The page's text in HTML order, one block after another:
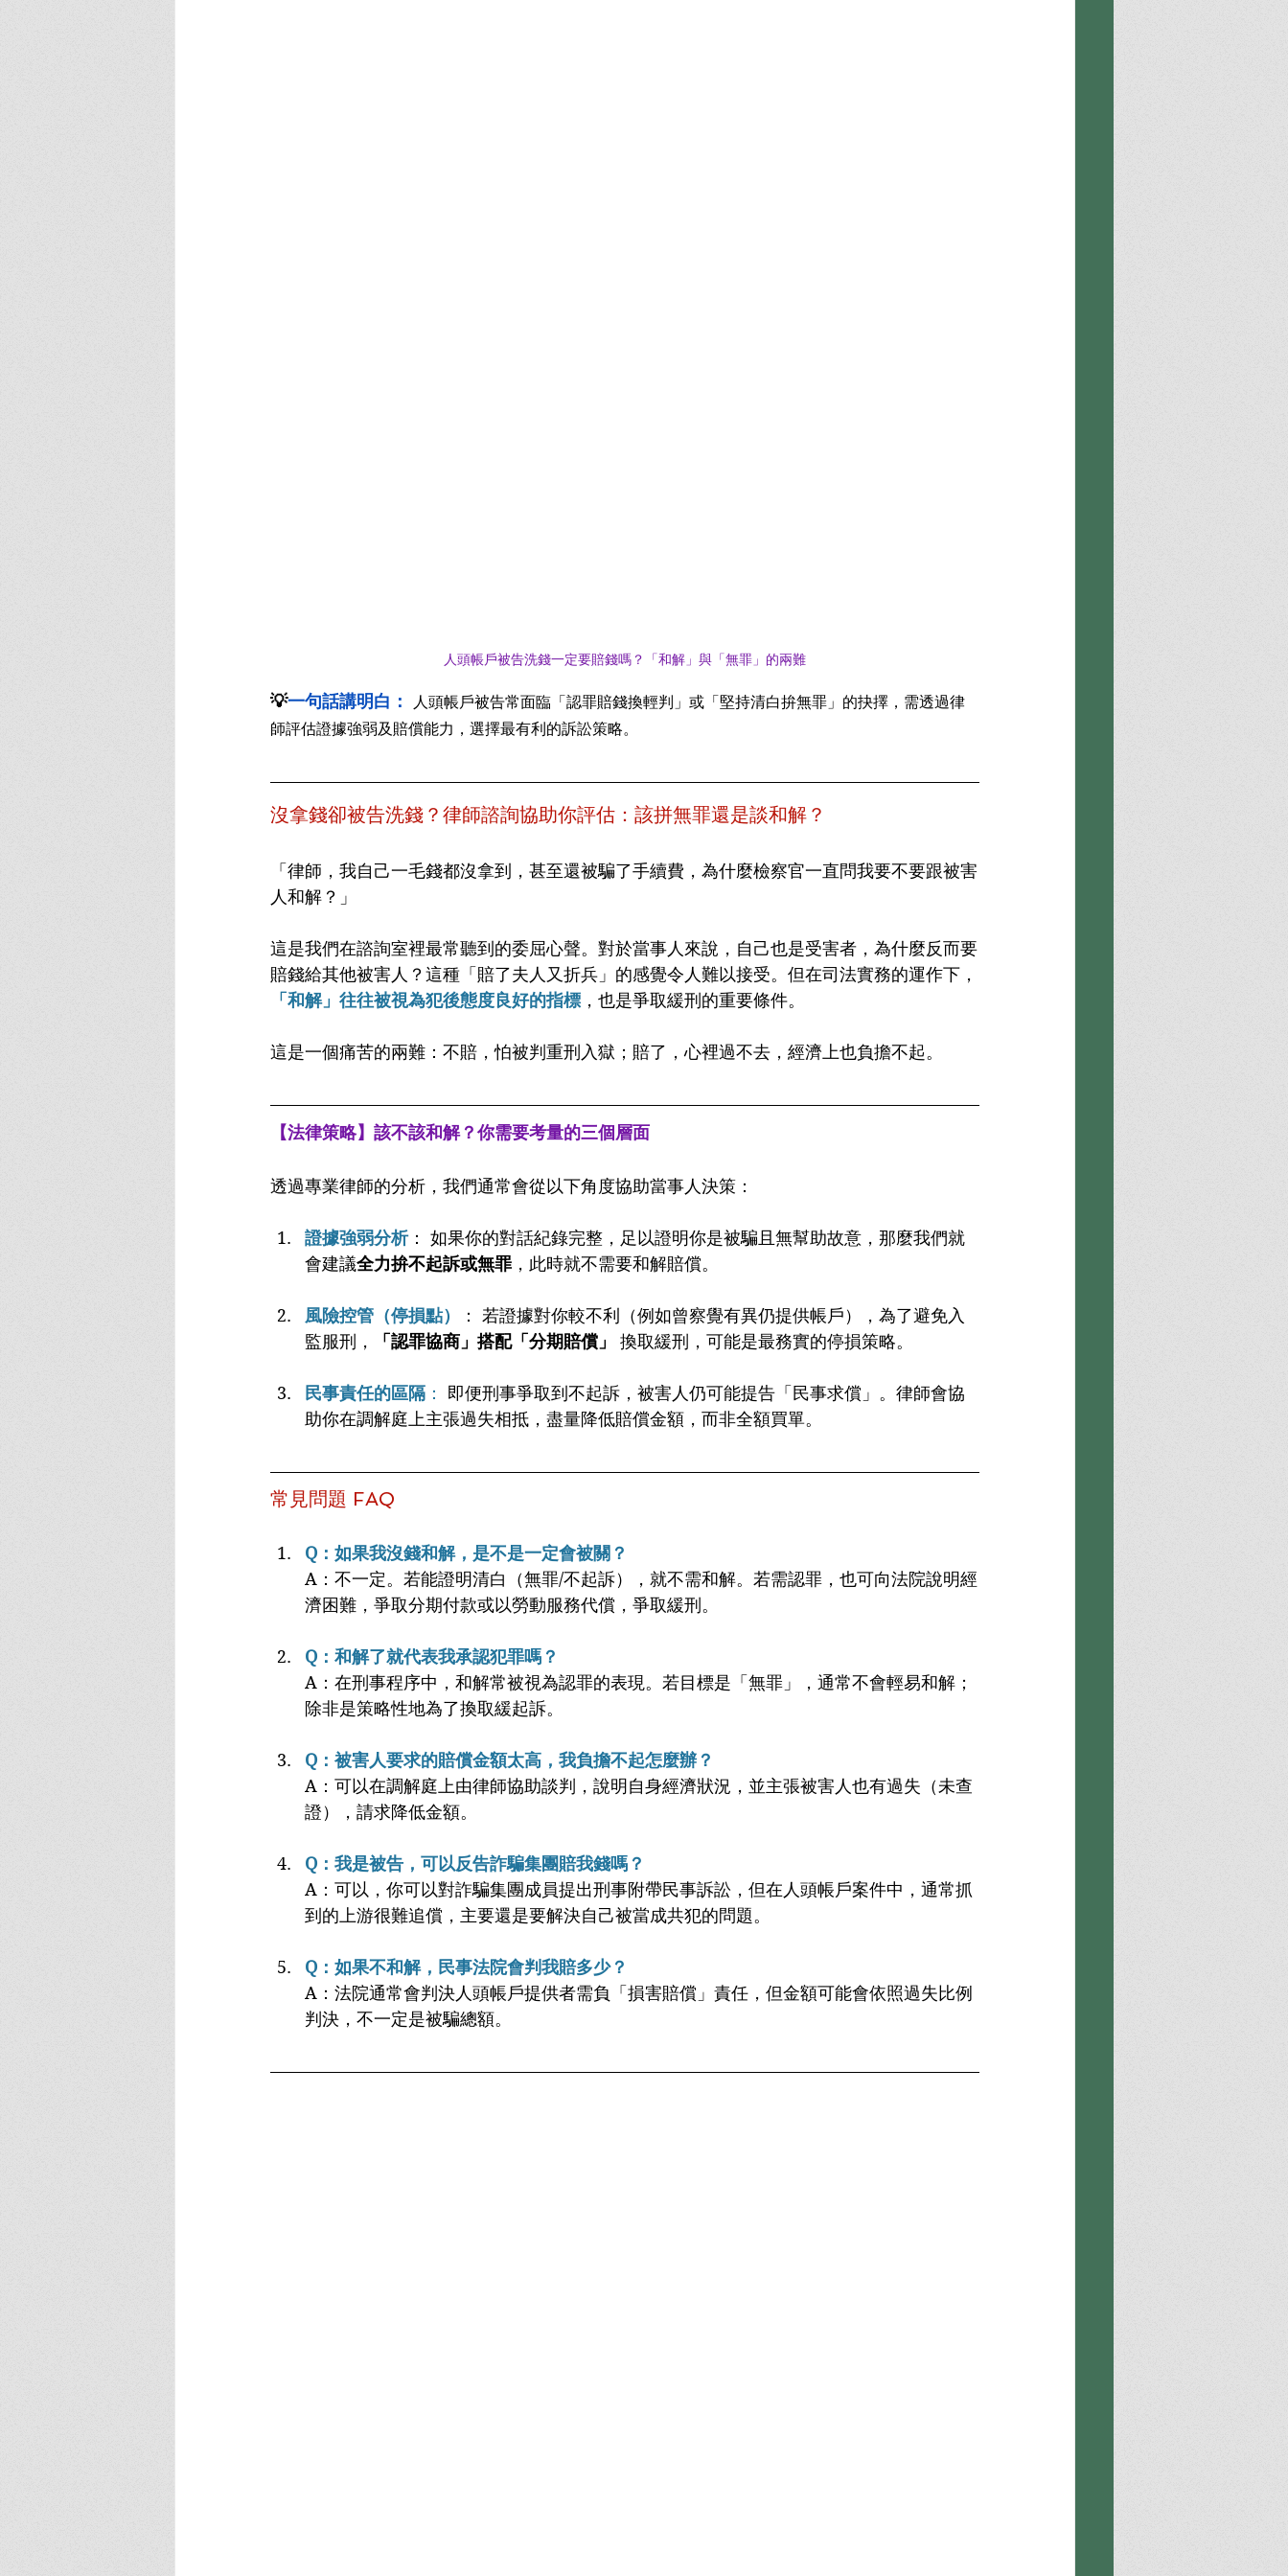
人頭帳戶被告洗錢一定要賠錢嗎？「和解」與「無罪」的兩難
💡一句話講明白：
人頭帳戶被告常面臨「認罪賠錢換輕判」或「堅持清白拚無罪」的抉擇，需透過律
師評估證據強弱及賠償能力，選擇最有利的訴訟策略。
沒拿錢卻被告洗錢？律師諮詢協助你評估：該拼無罪還是談和解？
「律師，我自己一毛錢都沒拿到，甚至還被騙了手續費，為什麼檢察官一直問我要不要跟被害
人和解？」
這是我們在諮詢室裡最常聽到的委屈心聲。對於當事人來說，自己也是受害者，為什麼反而要
賠錢給其他被害人？這種「賠了夫人又折兵」的感覺令人難以接受。但在司法實務的運作下，
「和解」往往被視為犯後態度良好的指標 ，也是爭取緩刑的重要條件。
這是一個痛苦的兩難：不賠，怕被判重刑入獄；賠了，心裡過不去，經濟上也負擔不起。
【法律策略】該不該和解？你需要考量的三個層面
透過專業律師的分析，我們通常會從以下角度協助當事人決策：
證據強弱分析： 如果你的對話紀錄完整，足以證明你是被騙且無幫助故意，那麼我們就
會建議全力拚不起訴或無罪 ，此時就不需要和解賠償。
風險控管（停損點）
： 若證據對你較不利（例如曾察覺有異仍提供帳戶），為了避免入
監服刑，
「認罪協商」搭配「分期賠償」 換取緩刑，可能是最務實的停損策略。
民事責任的區隔 ：
即便刑事爭取到不起訴，被害人仍可能提告「民事求償」。律師會協
助你在調解庭上主張過失相抵，盡量降低賠償金額，而非全額買單。
常見問題 FAQ
Q：如果我沒錢和解，是不是一定會被關？
A：不一定。若能證明清白（無罪/不起訴），就不需和解。若需認罪，也可向法院說明經
濟困難，爭取分期付款或以勞動服務代償，爭取緩刑。
Q：和解了就代表我承認犯罪嗎？
A：在刑事程序中，和解常被視為認罪的表現。若目標是「無罪」，通常不會輕易和解；
除非是策略性地為了換取緩起訴。
Q：被害人要求的賠償金額太高，我負擔不起怎麼辦？
A：可以在調解庭上由律師協助談判，說明自身經濟狀況，並主張被害人也有過失（未查
證），請求降低金額。
Q：我是被告，可以反告詐騙集團賠我錢嗎？
A：可以，你可以對詐騙集團成員提出刑事附帶民事訴訟，但在人頭帳戶案件中，通常抓
到的上游很難追償，主要還是要解決自己被當成共犯的問題。
Q：如果不和解，民事法院會判我賠多少？
A：法院通常會判決人頭帳戶提供者需負「損害賠償」責任，但金額可能會依照過失比例
判決，不一定是被騙總額。